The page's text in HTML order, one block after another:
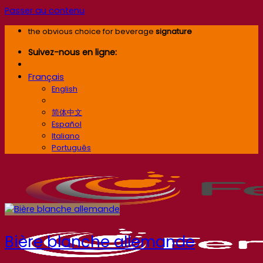
Passer au contenu
the obvious choice for beverage signature
Suivez-nous en ligne:
Français
English
简体中文
Español
Italiano
Português
Bière blanche allemande